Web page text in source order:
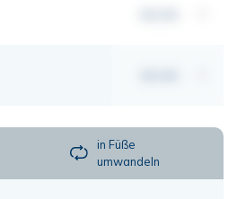
in Füße
umwandeln